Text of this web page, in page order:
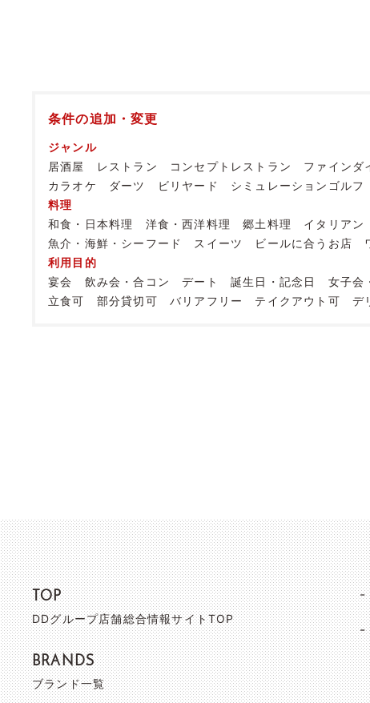
条件の追加・変更
ジャンル
居酒屋
レストラン コンセプトレストラン ファインダ
カラオケ
ダーツ ビリヤード シミュレーションゴルフ
料理
和食・日本料理
洋食・西洋料理 郷土料理 イタリアン
魚介・海鮮・シーフード
スイーツ ビールに合うお店
利用目的
宴会
飲み会・合コン デート 誕生日・記念日 女子会
立食可
部分貸切可 バリアフリー テイクアウト可 デ
TOP
DDグループ店舗総合情報サイトTOP
BRANDS
ブランド一覧